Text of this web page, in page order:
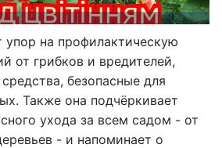
упор на профилактическую
от грибков и вредителей,
безопасные для
Также она подчёркивает
ухода за всем садом - от
- и напоминает о